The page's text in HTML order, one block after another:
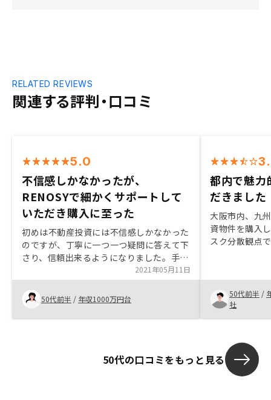
関連する評判・口コミ
RELATED REVIEWS
5.0
不信感しかなかったが、
RENOSYで細かくサポートして
いただき購入に至った
初めは不動産投資には不信感しかなかった
のですが、丁寧に一つ一つ疑問に答えて下
さり、信頼出来るようになりました。手続
きにも、細かくサポートして頂き、スムー
ズに進める事ができました。全くの素人の
私にも契約に至れたのは、全てスタッフの
皆様のおかげです。全くの素人にとって
は、何が何だかよくわからないままに物事
っとよかったかなと思います。
2021年05月11日
50代前半 / 年収1000万円台
都内で魅力
だきました
大阪市内、九
資物件を購入
スク分散観点
で、良い物件
50代前半 /
社
50代の口コミをもっと見る